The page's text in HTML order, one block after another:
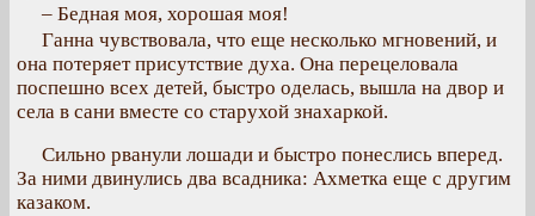
– Бедная моя, хорошая моя!
Ганна чувствовала, что еще несколько мгновений, и
она потеряет присутствие духа. Она перецеловала
поспешно всех детей, быстро оделась, вышла на двор и
села в сани вместе со старухой знахаркой.
Сильно рванули лошади и быстро понеслись вперед.
За ними двинулись два всадника: Ахметка еще с другим
казаком.